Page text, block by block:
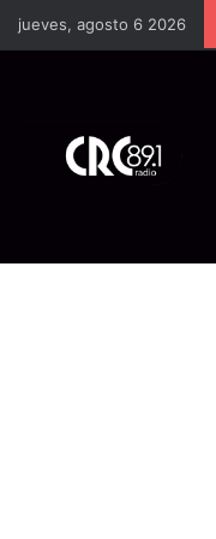
jueves, agosto 6 2026